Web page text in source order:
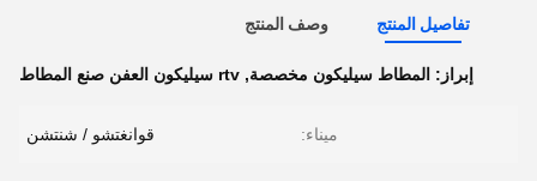
تفاصيل المنتج وصف المنتج
إبراز: المطاط سيليكون مخصصة, rtv سيليكون العفن صنع المطاط
ميناء: قوانغتشو / شنتشن